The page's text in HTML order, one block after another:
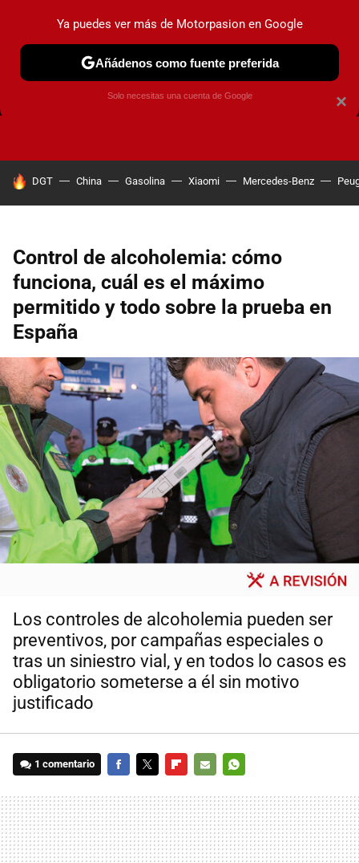
CAMBIO DE ACEITE AIRE ACONDICIONADO
HOY SE HABLA DE
DGT China Gasolina Xiaomi Mercedes-Benz
Control de alcoholemia: cómo
funciona, cuál es el máximo
permitido y todo sobre la prueba en
España
Los controles de alcoholemia pueden ser
preventivos, por campañas especiales o
tras un siniestro vial, y en todos lo casos es
obligatorio someterse a él sin motivo
justificado
1 comentario
MAIL
×
Ya puedes ver más de Motorpasion en Google
Añádenos como fuente preferida
Solo necesitas una cuenta de Google